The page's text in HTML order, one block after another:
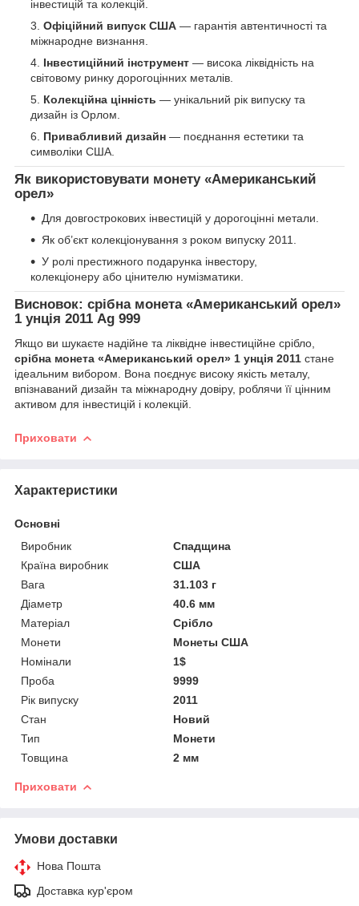
інвестицій та колекцій.
Офіційний випуск США — гарантія автентичності та
міжнародне визнання.
Інвестиційний інструмент — висока ліквідність на
світовому ринку дорогоцінних металів.
Колекційна цінність — унікальний рік випуску та
дизайн із Орлом.
Привабливий дизайн — поєднання естетики та
символіки США.
Як використовувати монету «Американський
орел»
Для довгострокових інвестицій у дорогоцінні метали.
Як об’єкт колекціонування з роком випуску 2011.
У ролі престижного подарунка інвестору,
колекціонеру або цінителю нумізматики.
Висновок: срібна монета «Американський орел»
1 унція 2011 Ag 999
Якщо ви шукаєте надійне та ліквідне інвестиційне срібло,
срібна монета «Американський орел» 1 унція 2011 стане
ідеальним вибором. Вона поєднує високу якість металу,
впізнаваний дизайн та міжнародну довіру, роблячи її цінним
активом для інвестицій і колекцій.
Приховати
Характеристики
Основні
Виробник
Спадщина
Країна виробник
США
Вага
31.103 г
Діаметр
40.6 мм
Матеріал
Срібло
Монети
Монеты США
Номінали
1$
Проба
9999
Рік випуску
2011
Стан
Новий
Тип
Монети
Товщина
2 мм
Приховати
Умови доставки
Нова Пошта
Доставка кур'єром